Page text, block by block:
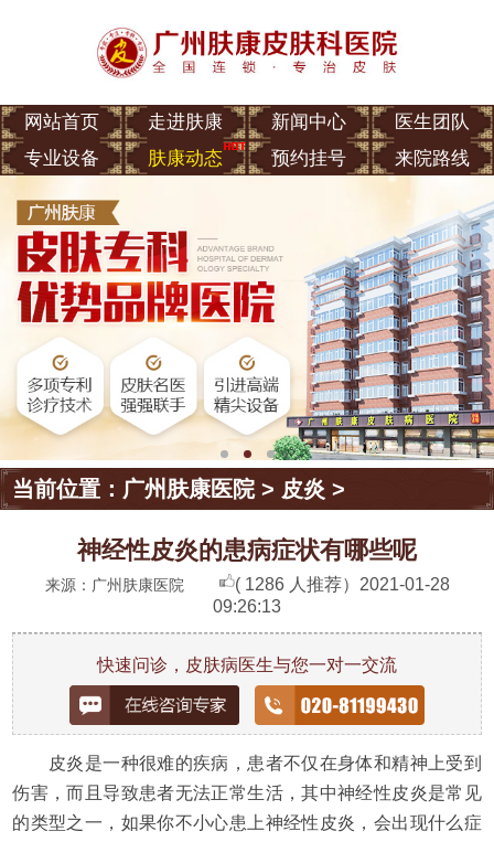
网站首页 走进肤康 新闻中心
医生团队
专业设备
肤康动态 预约挂号 来院路线
当前位置： 广州肤康医院> 皮炎 >
神经性皮炎的患病症状有哪些呢
来源：广州肤康医院 ( 1286 人推荐） 2021-01-28
09:26:13
快速问诊，皮肤病医生与您一对一交流
皮炎是一种很难的疾病，患者不仅在身体和精神上受到
伤害，而且导致患者无法正常生活，其中神经性皮炎是常见
的类型之一，如果你不小心患上神经性皮炎，会出现什么症